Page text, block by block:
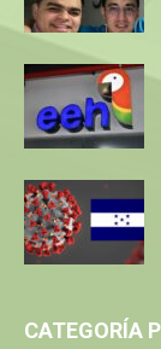
CATEGORÍA